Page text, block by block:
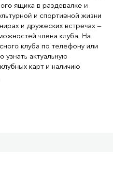
ящика в раздевалке и
и спортивной жизни
и дружеских встречах —
члена клуба. На
клуба по телефону или
актуальную
карт и наличию